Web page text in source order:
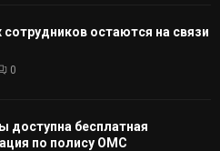
остаются на связи
0
бесплатная
по полису ОМС